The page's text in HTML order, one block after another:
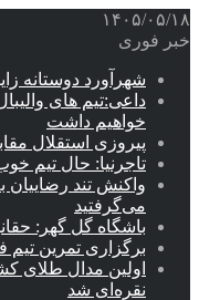
۱۴۰۵/۰۵/۱۸
خبر فوری
شهرآورد دوستانه
داعی:تیم های
خواهیم داشت
پیروزی استقلال
تاجرنیا: حال تیم
واکنش تند رضاییان
می‌گرفتید
باشگاه گل گهر:
برگزاری تمرین تیم
اولین مدال طلای
نقره‌ای شد